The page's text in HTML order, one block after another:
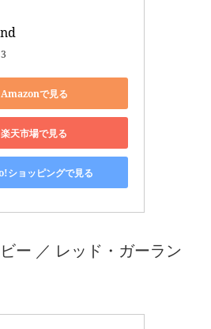
Amazonで見る
楽天市場で見る
ショッピングで見る
ー ／ レッド・ガーラン